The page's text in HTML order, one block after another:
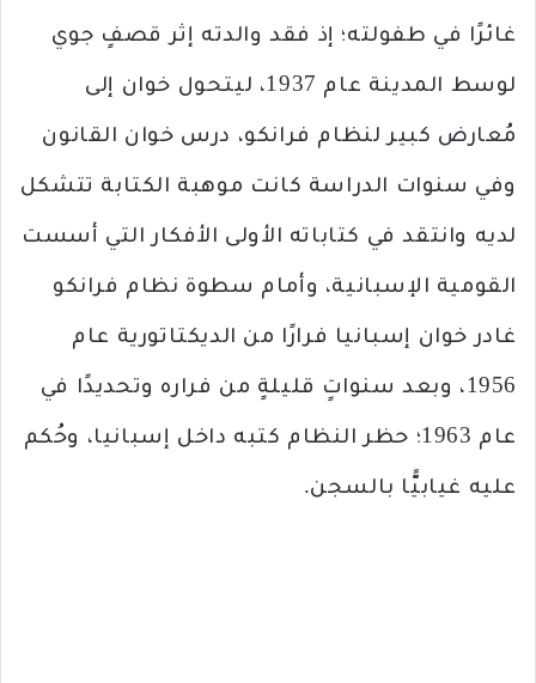
غائرًا في طفولته؛ إذ فقد والدته إثر قصفٍ جوي
لوسط المدينة عام 1937، ليتحول خوان إلى
مُعارض كبير لنظام فرانكو، درس خوان القانون
وفي سنوات الدراسة كانت موهبة الكتابة تتشكل
لديه وانتقد في كتاباته الأولى الأفكار التي أسست
القومية الإسبانية، وأمام سطوة نظام فرانكو
غادر خوان إسبانيا فرارًا من الديكتاتورية عام
1956، وبعد سنواتٍ قليلةٍ من فراره وتحديدًا في
عام 1963؛ حظر النظام كتبه داخل إسبانيا، وحُكم
عليه غيابيًّا بالسجن.